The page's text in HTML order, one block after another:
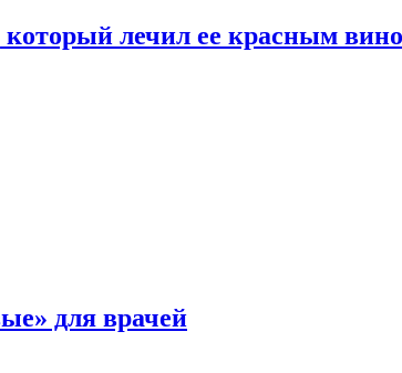
лечил ее красным
для врачей